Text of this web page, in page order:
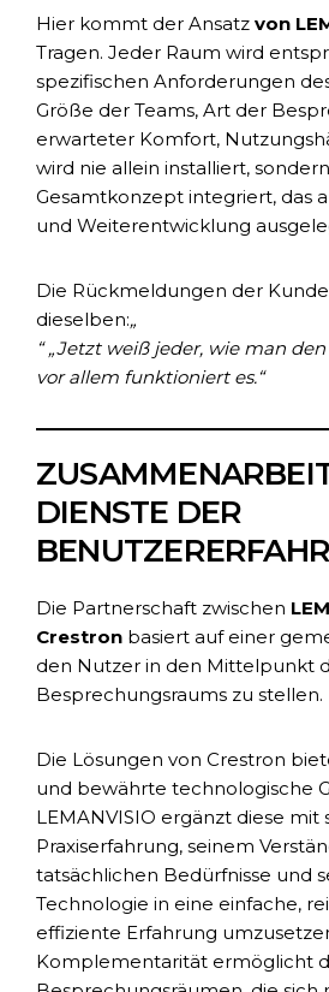
Hier kommt der Ansatz von
Tragen. Jeder Raum wird
spezifischen Anforderungen
Größe der Teams, Art der
erwarteter Komfort,
wird nie allein installiert,
Gesamtkonzept integriert, das
und Weiterentwicklung
Die Rückmeldungen der
dieselben:„
“ „Jetzt weiß jeder, wie man
vor allem funktioniert es.“
DIENSTE DER
Die Partnerschaft zwischen
Crestron basiert auf einer
den Nutzer in den Mittelpunkt
Besprechungsraums zu stellen.
Die Lösungen von Crestron
und bewährte technologische
LEMANVISIO ergänzt diese mit
Praxiserfahrung, seinem
tatsächlichen Bedürfnisse und
Technologie in eine einfache,
effiziente Erfahrung
Komplementarität ermöglicht